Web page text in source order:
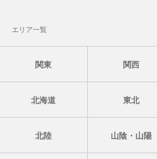
エリア一覧
関東 関西
北海道 東北
北陸 山陰・山陽